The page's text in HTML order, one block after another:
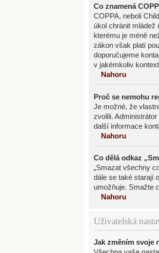
Co znamená
COPPA, neboli
úkol chránit mládež
kterému je méně
zákon však platí
doporučujeme
v jakémkoliv
Nahoru
Proč se nemohu
Je možné, že
zvolili.
další informace
Nahoru
Co dělá odkaz
„Smazat všechny
dále se také starají
umožňuje. Smažte
Nahoru
Uživatelská
Jak změním svoje